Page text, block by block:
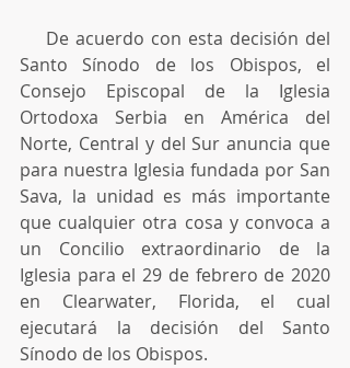
Santo Sínodo de los Obispos, el
Consejo Episcopal de la Iglesia
Ortodoxa Serbia en América del
Norte, Central y del Sur anuncia que
para nuestra Iglesia fundada por San
Sava, la unidad es más importante
que cualquier otra cosa y convoca a
un Concilio extraordinario de la
Iglesia para el 29 de febrero de 2020
en Clearwater, Florida, el cual
ejecutará la decisión del Santo
Sínodo de los Obispos.